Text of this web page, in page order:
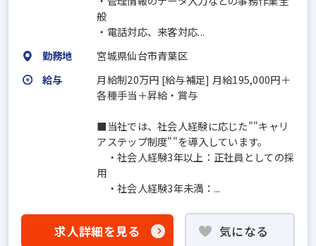
般
・電話対応、来客対応...
勤務地
宮城県仙台市青葉区
給与
月給制20万円 [給与補足] 月給195,000円＋
各種手当＋昇給・賞与
■当社では、社会人経験に応じた""キャリ
アステップ制度""を導入しています。
・社会人経験3年以上：正社員としての採
用
・社会人経験3年未満：...
求人詳細を見る 気になる